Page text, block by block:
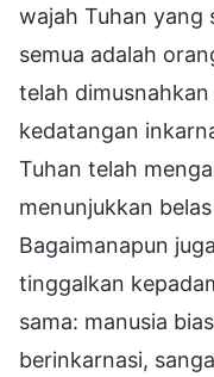
wajah Tuhan yang
semua adalah
telah dimusnahkan
kedatangan
Tuhan telah
menunjukkan
Bagaimanapun
tinggalkan
sama: manusia
berinkarnasi,